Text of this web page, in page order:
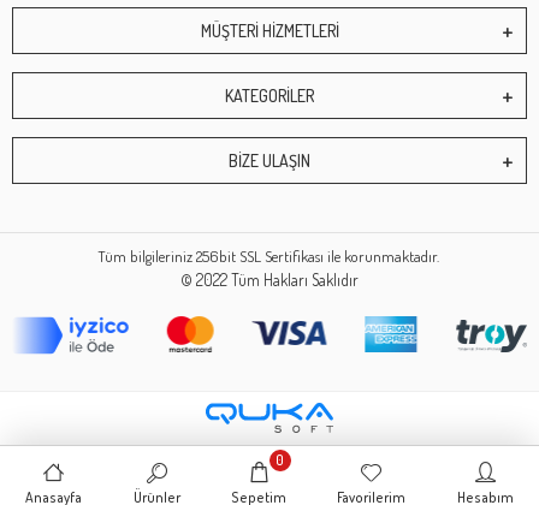
MÜŞTERİ HİZMETLERİ
KATEGORİLER
BİZE ULAŞIN
Tüm bilgileriniz 256bit SSL Sertifikası ile korunmaktadır.
© 2022Tüm Hakları Saklıdır
Anasayfa Ürünler Sepetim
0
Favorilerim Hesabım